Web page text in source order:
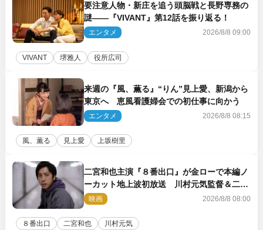
要注意人物・新庄を追う頭脳戦と長野専務の
謎――『VIVANT』第12話を振り返る！
エンタメ 2026/8/8 09:00
VIVANT 堺雅人 役所広司
来週の『風、薫る』“りん”見上愛、新潟から
東京へ 恵風看護婦会での初仕事に向かう
エンタメ 2026/8/8 08:15
風、薫る 見上愛 上坂樹里
二宮和也主演『８番出口』が金ローで本編ノ
ーカット地上波初放送 川村元気監督＆二宮
コメント到着
映画 2026/8/8 08:00
８番出口 二宮和也 川村元気